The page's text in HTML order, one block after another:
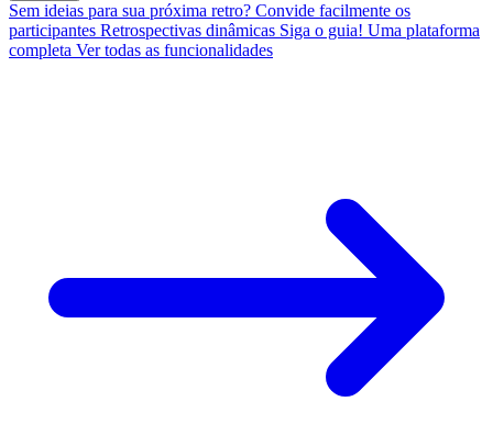
Sem ideias para sua próxima retro? Convide facilmente os
participantes Retrospectivas dinâmicas Siga o guia! Uma plataforma
completa Ver todas as funcionalidades